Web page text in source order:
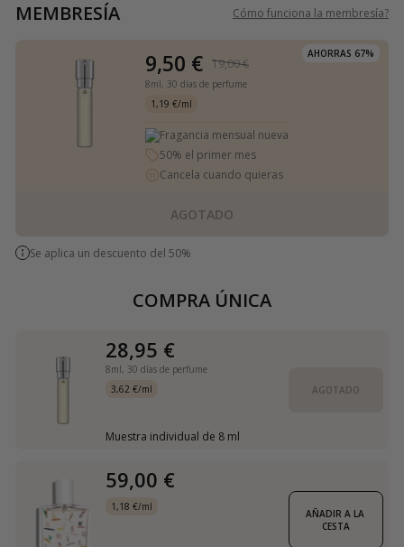
MEMBRESÍA Cómo funciona la membresía?
AHORRAS 67%
9,50 € 19,00 €
8ml, 30 días de perfume
1,19 €/ml
Fragancia mensual nueva
50% el primer mes
Cancela cuando quieras
AGOTADO
Se aplica un descuento del 50%
COMPRA ÚNICA
28,95 €
8ml, 30 días de perfume
3,62 €/ml
Muestra individual de 8 ml
AGOTADO
59,00 €
1,18 €/ml
AÑADIR A LA
CESTA